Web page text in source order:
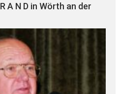
A N D in Wörth an der